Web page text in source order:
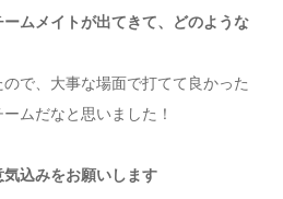
ムメイトが出てきて、どのような
で、大事な場面で打てて良かった
ムだなと思いました！
込みをお願いします